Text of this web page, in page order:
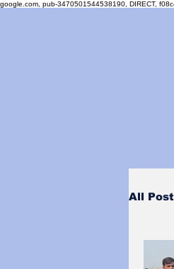
google.com, pub-3470501544538190, DIRECT,
All